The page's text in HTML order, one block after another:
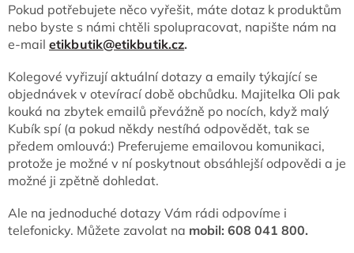
Pokud potřebujete něco vyřešit, máte dotaz k produktům
nebo byste s námi chtěli spolupracovat, napište nám na
e-mail etikbutik@etikbutik.cz.
Kolegové vyřizují aktuální dotazy a emaily týkající se
objednávek v otevírací době obchůdku. Majitelka Oli pak
kouká na zbytek emailů převážně po nocích, když malý
Kubík spí (a pokud někdy nestíhá odpovědět, tak se
předem omlouvá:) Preferujeme emailovou komunikaci,
protože je možné v ní poskytnout obsáhlejší odpovědi a je
možné ji zpětně dohledat.
Ale na jednoduché dotazy Vám rádi odpovíme i
telefonicky. Můžete zavolat na mobil: 608 041 800.